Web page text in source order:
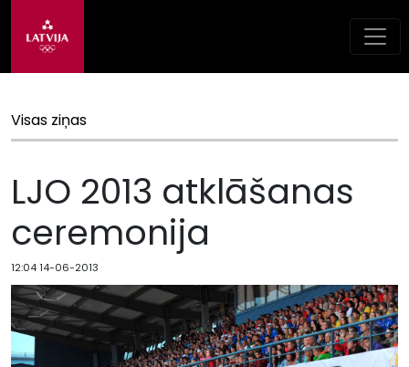
Visas ziņas
LJO 2013 atklāšanas
ceremonija
12:04 14-06-2013